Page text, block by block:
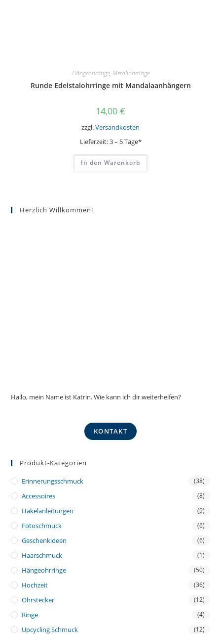
Hängeohrringe, Metallohrringe
Runde Edelstalohrringe mit Mandalaanhängern
14,00 €
zzgl.Versandkosten
Lieferzeit:3 – 5 Tage*
In den Warenkorb
Herzlich Willkommen!
Hallo, mein Name ist Katrin. Wie kann ich dir weiterhelfen?
KONTAKT
Produkt-Kategorien
Erinnerungsschmuck (38)
Accessoires (8)
Häkelanleitungen (9)
Fotoschmuck (6)
Geschenkideen (6)
Haarschmuck (1)
Hängeohrringe (50)
Hochzeit (36)
Ohrstecker (12)
Ringe (4)
Upcycling Schmuck (12)